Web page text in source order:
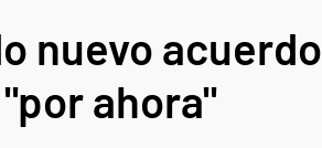
nuevo acuerdo
ahora"